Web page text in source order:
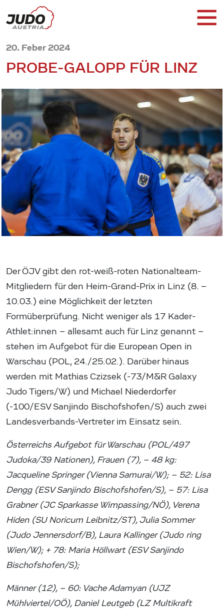
20. Feber 2024
PROBE-GALOPP FÜR LINZ
Der ÖJV gibt den rot-weiß-roten Nationalteam-
Mitgliedern für den Heim-Grand-Prix in Linz (8. –
10.03.) eine Möglichkeit der letzten
Formüberprüfung. Nicht weniger als 17 Kader-
Athlet:innen – allesamt auch für Linz genannt –
stehen im Aufgebot für die European Open in
Warschau (POL, 24./25.02.). Darüber hinaus
werden mit Mathias Czizsek (-73/M&R Galaxy
Judo Tigers/W) und Michael Niederdorfer
(-100/ESV Sanjindo Bischofshofen/S) auch zwei
Landesverbands-Vertreter im Einsatz sein.
Österreichs Aufgebot für Warschau (POL/497
Judoka/39 Nationen), Frauen (7), – 48 kg:
Jacqueline Springer (Vienna Samurai/W); – 52: Lisa
Dengg (ESV Sanjindo Bischofshofen/S), – 57: Lisa
Grabner (JC Sparkasse Wimpassing/NÖ), Verena
Hiden (SU Noricum Leibnitz/ST), Julia Sommer
(Judo Jennersdorf/B), Laura Kallinger (Judo ring
Wien/W); + 78: Maria Höllwart (ESV Sanjindo
Bischofshofen/S);
Männer (12), – 60: Vache Adamyan (UJZ
Mühlviertel/OÖ), Daniel Leutgeb (LZ Multikraft